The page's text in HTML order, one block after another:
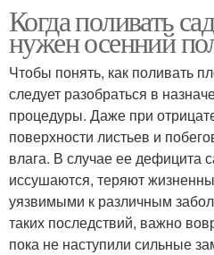
Дерева в саду
Когда поливать
нужен осенний
Чтобы понять, как поливать
следует разобраться в
процедуры. Даже при
поверхности листьев и
влага. В случае ее дефицита
иссушаются, теряют
уязвимыми к различным
таких последствий, важно
пока не наступили сильные